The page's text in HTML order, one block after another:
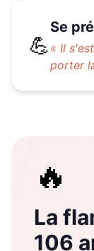
💪
Se
« Il
porter
🔥
La
106